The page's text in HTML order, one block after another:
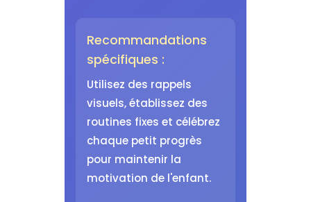
Recommandations
spécifiques :
Utilisez des rappels
visuels, établissez des
routines fixes et célébrez
chaque petit progrès
pour maintenir la
motivation de l'enfant.